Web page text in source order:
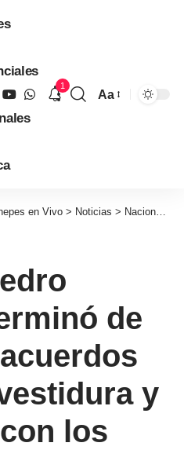
1
Aa
en Vivo > Noticias > Nacionales
de
y
los